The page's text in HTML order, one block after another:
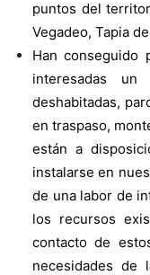
puntos del
Vegadeo, Tapia
Han conseguido
interesadas
deshabitadas,
en traspaso,
están a
instalarse en
de una labor de
los recursos
contacto de
necesidades de